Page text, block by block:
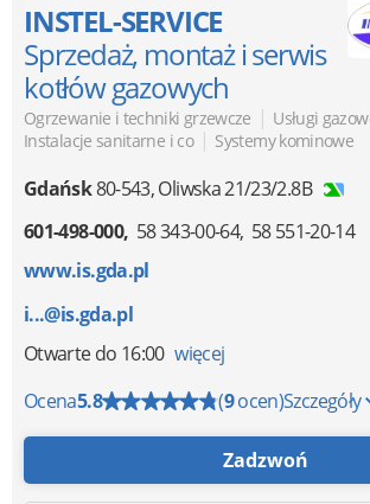
INSTEL-SERVICE
Sprzedaż, montaż i serwis
kotłów gazowych
Ogrzewanie i techniki grzewcze | Usługi
Instalacje sanitarne i co | Systemy kominowe
Gdańsk80-543,Oliwska 21/23/2.8B
601-498-000 58 343-00-64 58 551-20-14
www.is.gda.pl
i...@is.gda.pl
Otwartedo 16:00 więcej
Ocena5.8 (9ocen)Szczegóły
Zadzwoń